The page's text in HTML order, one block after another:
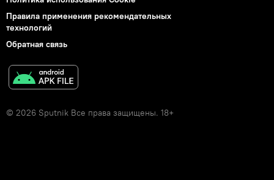
Правила применения рекомендательных
технологий
Обратная связь
© 2026 Sputnik Все права защищены. 18+